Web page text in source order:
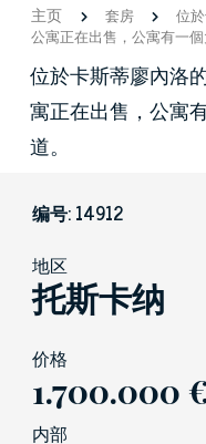
主页 套房
位
公寓正在出售，公寓有一個
位於卡斯蒂廖內洛
寓正在出售，公寓
道。
编号: 14912
地区
托斯卡纳
价格
1.700.000
内部